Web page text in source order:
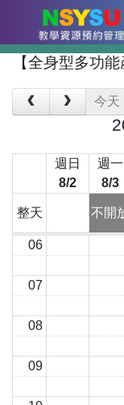
【全身型多功
今天
週日
8/2
週一
8/3
整天 不開
01
05
06
07
08
09